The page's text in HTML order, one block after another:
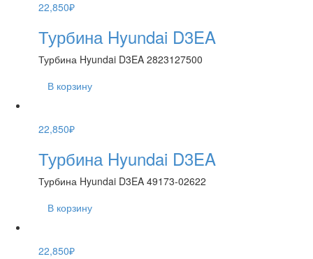
22,850₽
Турбина Hyundai D3EA
Турбина Hyundai D3EA 2823127500
В корзину
22,850₽
Турбина Hyundai D3EA
Турбина Hyundai D3EA 49173-02622
В корзину
22,850₽